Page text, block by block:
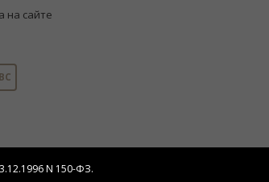
на сайте
N 150-ФЗ.